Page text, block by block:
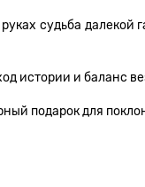
судьба далекой
истории и баланс
подарок для